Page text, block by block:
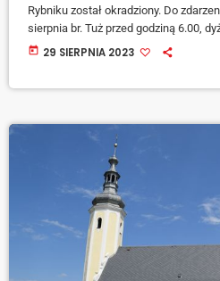
Rybniku został okradziony. Do
sierpnia br. Tuż przed godziną 6.00,
został powiadomiony przez
today 29 SIERPNIA 2023